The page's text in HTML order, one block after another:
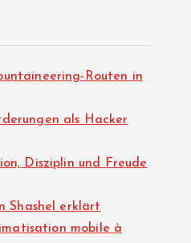
Routen in
als Hacker
Disziplin und Freude
Shashel erklärt
mobile à